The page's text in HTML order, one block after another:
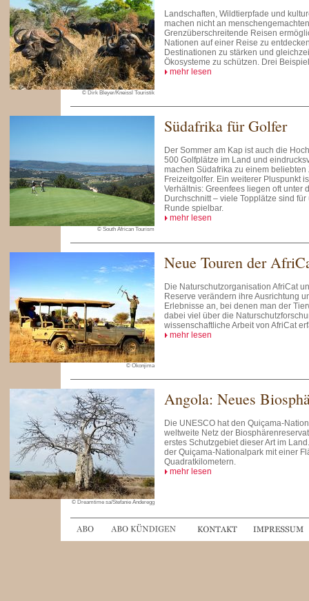
© Dirk Bleyer/Kneissl Touristik
Landschaften, Wildtierpfade und
machen nicht an
Grenzüberschreitende Reisen
Nationen auf einer Reise zu
Destinationen zu stärken und
Ökosysteme zu schützen. Drei
mehr lesen
© South African Tourism
Südafrika für Golfer
Der Sommer am Kap ist auch die
500 Golfplätze im Land und
machen Südafrika zu einem beliebten
Freizeitgolfer. Ein weiterer Pluspunkt
Verhältnis: Greenfees liegen oft unter
Durchschnitt – viele Topplätze sind
Runde spielbar.
mehr lesen
© Okonjima
Neue Touren der
Die Naturschutzorganisation AfriCat
Reserve verändern ihre Ausrichtung
Erlebnisse an, bei denen man der
dabei viel über die
wissenschaftliche Arbeit von AfriCat
mehr lesen
© Dreamtime sa/Stefanie Anderegg
Angola: Neues
Die UNESCO hat den Quiçama-
weltweite Netz der
erstes Schutzgebiet dieser Art im
der Quiçama-Nationalpark mit einer
Quadratkilometern.
mehr lesen